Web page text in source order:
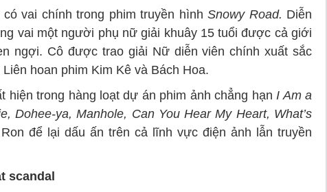
vai chính trong phim truyền hình Snowy Road. Diễn
vai một người phụ nữ giải khuây 15 tuổi được cả giới
ngợi. Cô được trao giải Nữ diễn viên chính xuất sắc
hoan phim Kim Kê và Bách Hoa.
hiện trong hàng loạt dự án phim ảnh chẳng hạn I Am a
Dohee-ya, Manhole, Can You Hear My Heart, What’s
để lại dấu ấn trên cả lĩnh vực điện ảnh lẫn truyền
scandal